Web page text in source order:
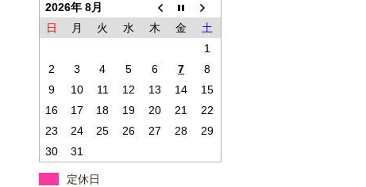
2026年 8月
日
月 火 水 木 金
土
1
2
3 4 5 6 7
8
9
10 11 12 13 14
15
16
17 18 19 20 21
22
23
24 25 26 27 28
29
30
31
定休日